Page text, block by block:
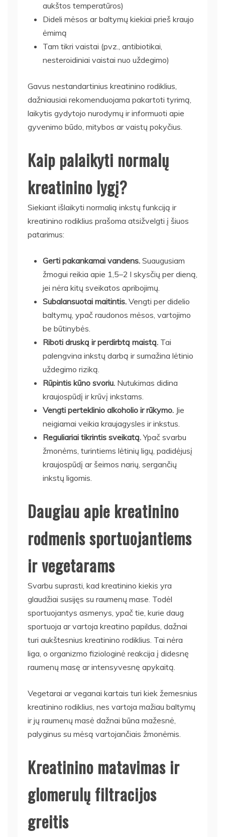
aukštos temperatūros)
Dideli mėsos ar baltymų kiekiai prieš kraujo
ėmimą
Tam tikri vaistai (pvz., antibiotikai,
nesteroidiniai vaistai nuo uždegimo)
Gavus nestandartinius kreatinino rodiklius,
dažniausiai rekomenduojama pakartoti tyrimą,
laikytis gydytojo nurodymų ir informuoti apie
gyvenimo būdo, mitybos ar vaistų pokyčius.
Kaip palaikyti normalų
kreatinino lygį?
Siekiant išlaikyti normalią inkstų funkciją ir
kreatinino rodiklius prašoma atsižvelgti į šiuos
patarimus:
Gerti pakankamai vandens. Suaugusiam
žmogui reikia apie 1,5–2 l skysčių per dieną,
jei nėra kitų sveikatos apribojimų.
Subalansuotai maitintis. Vengti per didelio
baltymų, ypač raudonos mėsos, vartojimo
be būtinybės.
Riboti druską ir perdirbtą maistą. Tai
palengvina inkstų darbą ir sumažina lėtinio
uždegimo riziką.
Rūpintis kūno svoriu. Nutukimas didina
kraujospūdį ir krūvį inkstams.
Vengti perteklinio alkoholio ir rūkymo. Jie
neigiamai veikia kraujagysles ir inkstus.
Reguliariai tikrintis sveikatą.Ypač svarbu
žmonėms, turintiems lėtinių ligų, padidėjusį
kraujospūdį ar šeimos narių, sergančių
inkstų ligomis.
Daugiau apie kreatinino
rodmenis sportuojantiems
ir vegetarams
Svarbu suprasti, kad kreatinino kiekis yra
glaudžiai susijęs su raumenų mase. Todėl
sportuojantys asmenys, ypač tie, kurie daug
sportuoja ar vartoja kreatino papildus, dažnai
turi aukštesnius kreatinino rodiklius. Tai nėra
liga, o organizmo fiziologinė reakcija į didesnę
raumenų masę ar intensyvesnę apykaitą.
Vegetarai ar veganai kartais turi kiek žemesnius
kreatinino rodiklius, nes vartoja mažiau baltymų
ir jų raumenų masė dažnai būna mažesnė,
palyginus su mėsą vartojančiais žmonėmis.
Kreatinino matavimas ir
glomerulų filtracijos
greitis